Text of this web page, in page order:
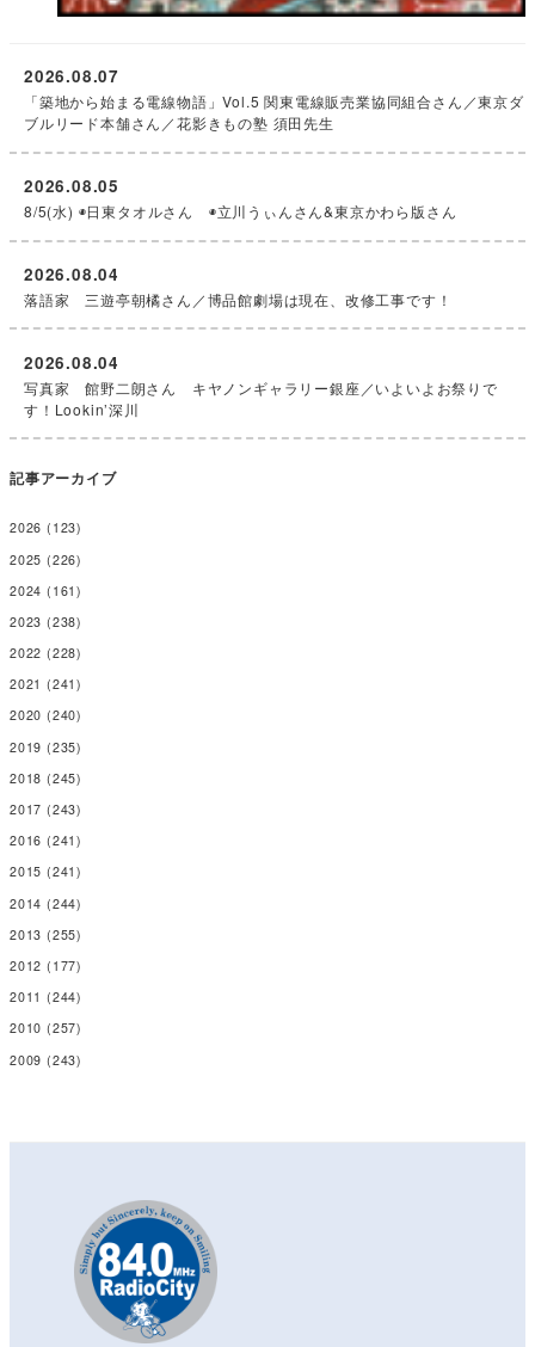
「築地から始まる電線物語」Vol.5 関東電線販売業協同組合さん／東京ダ
ブルリード本舗さん／花影きもの塾 須田先生
2026.08.07
8/5(水) ◉日東タオルさん ◉立川うぃんさん&東京かわら版さん
2026.08.05
落語家 三遊亭朝橘さん／博品館劇場は現在、改修工事です！
2026.08.04
写真家 館野二朗さん キヤノンギャラリー銀座／いよいよお祭りで
す！Lookin’深川
2026.08.04
記事アーカイブ
2026 (123)
2025 (226)
2024 (161)
2023 (238)
2022 (228)
2021 (241)
2020 (240)
2019 (235)
2018 (245)
2017 (243)
2016 (241)
2015 (241)
2014 (244)
2013 (255)
2012 (177)
2011 (244)
2010 (257)
2009 (243)